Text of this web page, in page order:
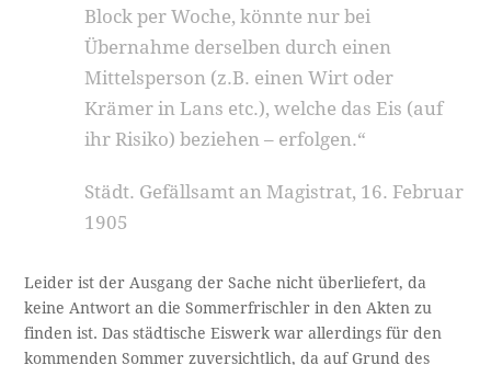
Block per Woche, könnte nur bei
Übernahme derselben durch einen
Mittelsperson (z.B. einen Wirt oder
Krämer in Lans etc.), welche das Eis (auf
ihr Risiko) beziehen – erfolgen.“
Städt. Gefällsamt an Magistrat, 16. Februar
1905
Leider ist der Ausgang der Sache nicht überliefert, da
keine Antwort an die Sommerfrischler in den Akten zu
finden ist. Das städtische Eiswerk war allerdings für den
kommenden Sommer zuversichtlich, da auf Grund des